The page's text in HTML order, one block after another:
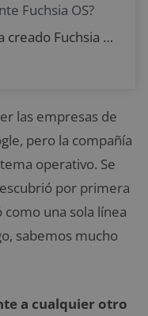
Fuchsia OS?
¿Para qué se ha creado Fuchsia OS?
las empresas de
pero la compañía
operativo. Se
por primera
como una sola línea
sabemos mucho
a cualquier otro